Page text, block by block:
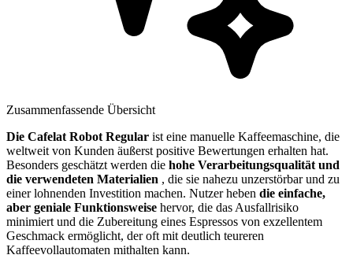
Zusammenfassende Übersicht
Die Cafelat Robot Regular ist eine manuelle Kaffeemaschine, die
weltweit von Kunden äußerst positive Bewertungen erhalten hat.
Besonders geschätzt werden die hohe Verarbeitungsqualität und
die verwendeten Materialien , die sie nahezu unzerstörbar und zu
einer lohnenden Investition machen. Nutzer heben die einfache,
aber geniale Funktionsweise hervor, die das Ausfallrisiko
minimiert und die Zubereitung eines Espressos von exzellentem
Geschmack ermöglicht, der oft mit deutlich teureren
Kaffeevollautomaten mithalten kann.